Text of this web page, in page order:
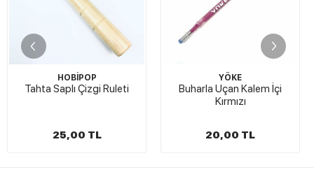
Buharla Uçan Kalem İçi
20,00 TL
Mıknatıslı İğne
150,00 TL